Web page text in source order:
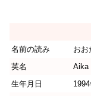
名前の読み
おお
英名
Aika
生年月日